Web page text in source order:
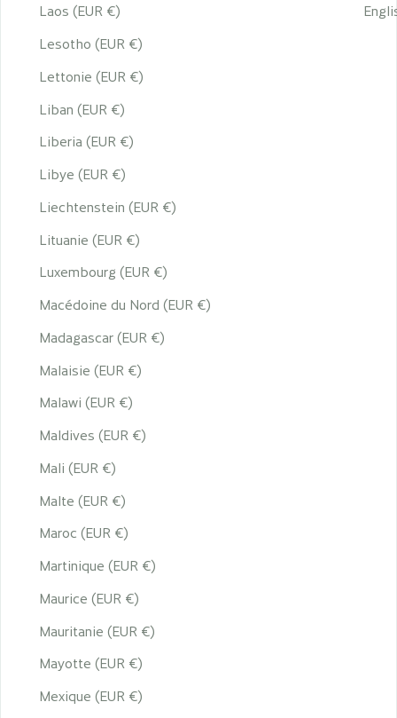
Laos (EUR €)
Lesotho (EUR €)
Lettonie (EUR €)
Liban (EUR €)
Liberia (EUR €)
Libye (EUR €)
Liechtenstein (EUR €)
Lituanie (EUR €)
Luxembourg (EUR €)
Macédoine du Nord (EUR €)
Madagascar (EUR €)
Malaisie (EUR €)
Malawi (EUR €)
Maldives (EUR €)
Mali (EUR €)
Malte (EUR €)
Maroc (EUR €)
Martinique (EUR €)
Maurice (EUR €)
Mauritanie (EUR €)
Mayotte (EUR €)
Mexique (EUR €)